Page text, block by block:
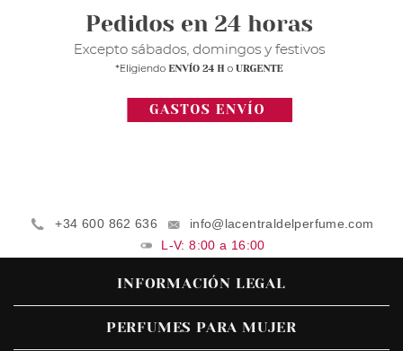
+34 600 862 636
info@lacentraldelperfume.com
L-V: 8:00 a 16:00
INFORMACIÓN LEGAL
PERFUMES PARA MUJER